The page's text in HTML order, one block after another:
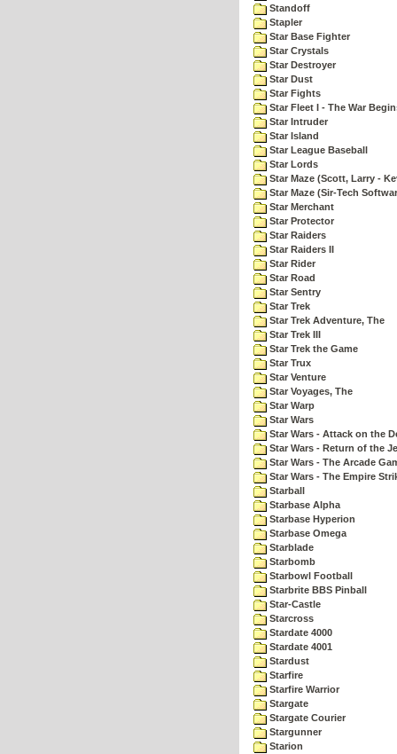
Standoff
Stapler
Star Base Fighter
Star Crystals
Star Destroyer
Star Dust
Star Fights
Star Fleet I - The War
Star Intruder
Star Island
Star League Baseball
Star Lords
Star Maze (Scott, Larry -
Star Maze (Sir-Tech
Star Merchant
Star Protector
Star Raiders
Star Raiders II
Star Rider
Star Road
Star Sentry
Star Trek
Star Trek Adventure, The
Star Trek III
Star Trek the Game
Star Trux
Star Venture
Star Voyages, The
Star Warp
Star Wars
Star Wars - Attack on the
Star Wars - Return of the
Star Wars - The Arcade
Star Wars - The Empire
Starball
Starbase Alpha
Starbase Hyperion
Starbase Omega
Starblade
Starbomb
Starbowl Football
Starbrite BBS Pinball
Star-Castle
Starcross
Stardate 4000
Stardate 4001
Stardust
Starfire
Starfire Warrior
Stargate
Stargate Courier
Stargunner
Starion